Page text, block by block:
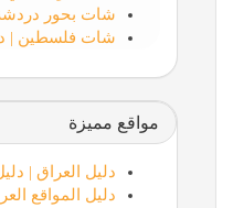
شات بحور
شات فلسطين |
مواقع مميزة
دليل العراق |
دليل المواقع